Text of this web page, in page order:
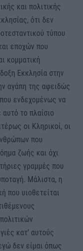
και πολιτικής
ότι δεν
τύπου
εποχών που
κομματική
Εκκλησία στην
αγάπη της αφειδώς
ενδεχομένως να
το πλαίσιο
οι Κληρικοί, οι
που
ζωής και όχι
γραμμές που
​Μάλιστα, η
που υιοθετείται
κατ’ αυτούς
δεν είμαι όπως